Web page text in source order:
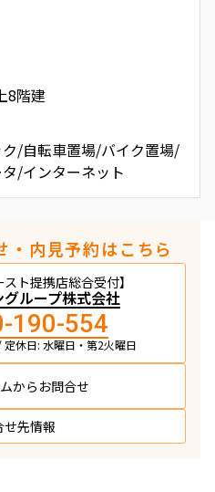
8階建
/自転車置場/バイク置場/
/インターネット
・内見予約はこちら
スト提携店総合受付】
ループ株式会社
190-554
休日: 水曜日・第2火曜日
からお問合せ
せ先情報